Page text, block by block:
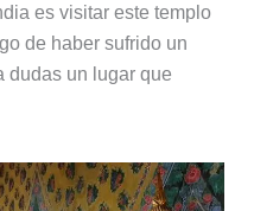
es visitar este templo
de haber sufrido un
dudas un lugar que